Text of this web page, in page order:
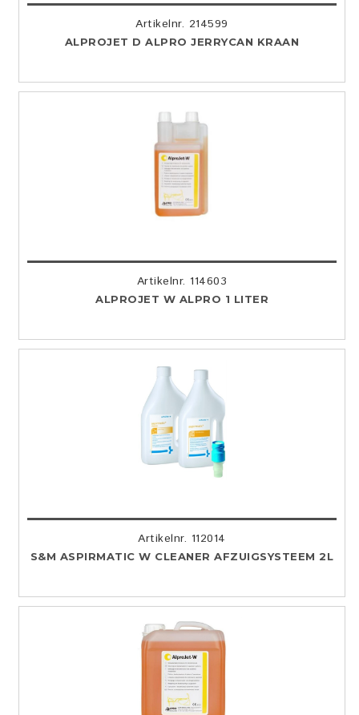
Artikelnr. 214599
ALPROJET D ALPRO JERRYCAN KRAAN
Artikelnr. 114603
ALPROJET W ALPRO 1 LITER
Artikelnr. 112014
S&M ASPIRMATIC W CLEANER AFZUIGSYSTEEM 2L